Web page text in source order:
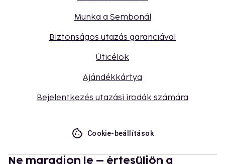
Munka a Sembonál
Biztonságos utazás garanciával
Úticélok
Ajándékkártya
Bejelentkezés utazási irodák számára
Cookie-beállítások
Ne maradjon le – értesüljön a